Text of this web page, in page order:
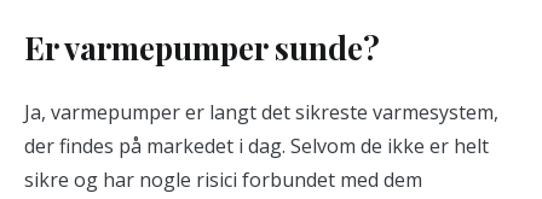
Er varmepumper sunde?
Ja, varmepumper er langt det sikreste varmesystem,
der findes på markedet i dag. Selvom de ikke er helt
sikre og har nogle risici forbundet med dem